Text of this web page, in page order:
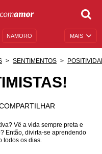
MAIS
NAMORO
SENTIMENTOS
Vê a vida sempre preta e
Então, divirta-se aprendendo
todos os dias.